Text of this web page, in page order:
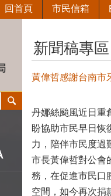
回首頁 市民信箱
新聞稿專區
黃偉哲感謝台南市
丹娜絲颱風近日重
盼協助市民早日恢
力，陪伴市民度過
市長黃偉哲對公會
務，在促進市民口
空間，如今再次捐